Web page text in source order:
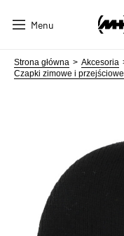
Menu
Strona główna Akcesoria
Czapki zimowe i przejściowe